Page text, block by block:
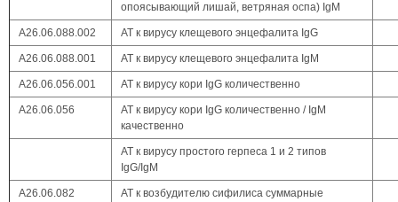
опоясывающий лишай, ветряная оспа) IgM
А26.06.088.002 АТ к вирусу клещевого энцефалита IgG
А26.06.088.001 АТ к вирусу клещевого энцефалита IgM
А26.06.056.001 АТ к вирусу кори IgG количественно
А26.06.056
АТ к вирусу кори IgG количественно / IgM
качественно
АТ к вирусу простого герпеса 1 и 2 типов
IgG/IgM
А26.06.082 АТ к возбудителю сифилиса суммарные